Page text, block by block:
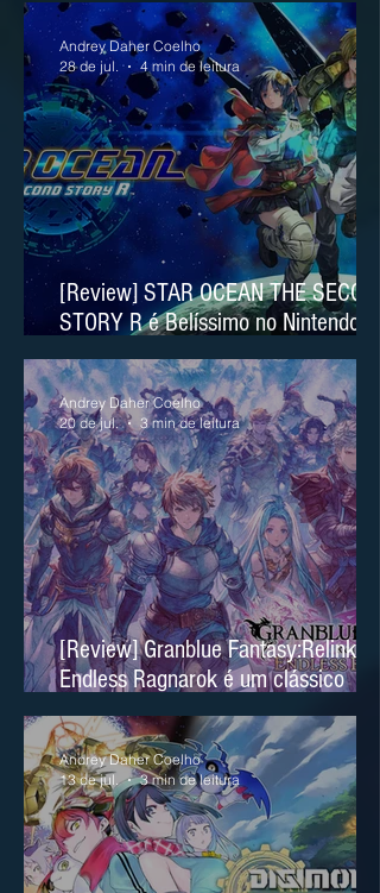
[Review] STAR OCEAN THE SECOND
STORY R é Belíssimo no Nintendo
Switch 2
Andrey Daher Coelho
28 de jul.
4 min de leitura
[Review] Granblue Fantasy:Relink
Endless Ragnarok é um clássico
moderno no Nintendo Switch 2
Andrey Daher Coelho
20 de jul.
3 min de leitura
Andrey Daher Coelho
13 de jul.
3 min de leitura